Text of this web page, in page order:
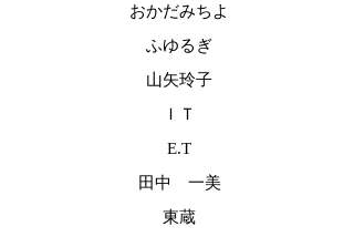
おかだみちよ
ふゆるぎ
山矢玲子
ＩＴ
E.T
田中 一美
東蔵